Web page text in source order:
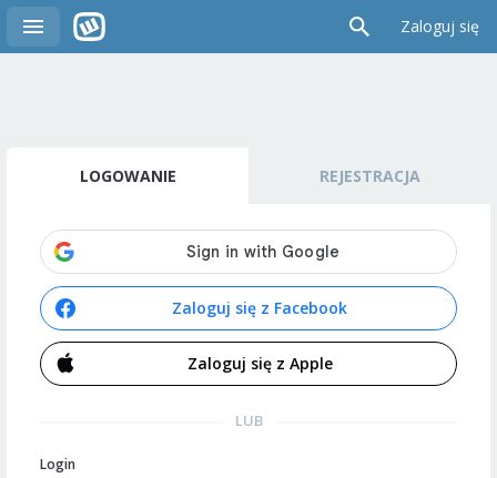
Zaloguj się
LOGOWANIE REJESTRACJA
Zaloguj się z Facebook
Zaloguj się z Apple
LUB
Login